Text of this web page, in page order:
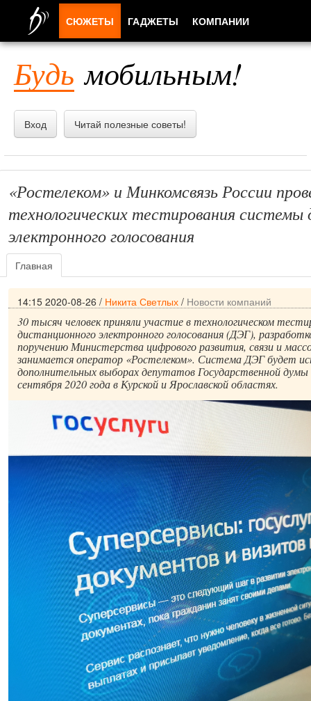
Будь мобильным!
Вход Читай полезные советы!
«Ростелеком» и Минкомсвязь России
технологических тестирования системы
электронного голосования
Главная
14:15 2020-08-26 / Никита Светлых / Новости компаний
30 тысяч человек приняли участие в технологическом
дистанционного электронного голосования (ДЭГ),
поручению Министерства цифрового развития, связи и
занимается оператор «Ростелеком». Система ДЭГ будет
дополнительных выборах депутатов Государственной думы
сентября 2020 года в Курской и Ярославской областях.
СЮЖЕТЫ ГАДЖЕТЫ КОМПАНИИ
ПРИЛОЖЕНИЯ